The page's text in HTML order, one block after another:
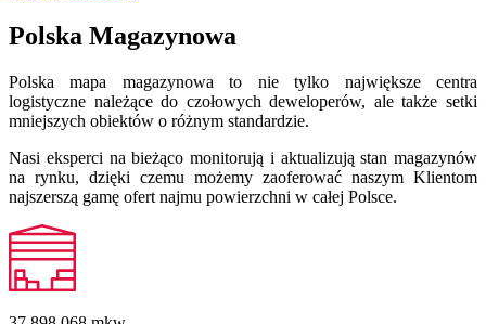
Polska Magazynowa
Polska mapa magazynowa to nie tylko największe centra
logistyczne należące do czołowych deweloperów, ale także setki
mniejszych obiektów o różnym standardzie.
Nasi eksperci na bieżąco monitorują i aktualizują stan magazynów
na rynku, dzięki czemu możemy zaoferować naszym Klientom
najszerszą gamę ofert najmu powierzchni w całej Polsce.